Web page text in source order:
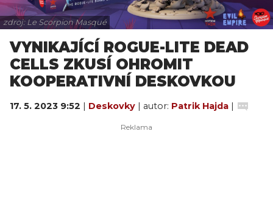
zdroj: Le Scorpion Masqué
VYNIKAJÍCÍ ROGUE-LITE DEAD
CELLS ZKUSÍ OHROMIT
KOOPERATIVNÍ DESKOVKOU
17. 5. 2023 9:52 | Deskovky | autor: Patrik Hajda |